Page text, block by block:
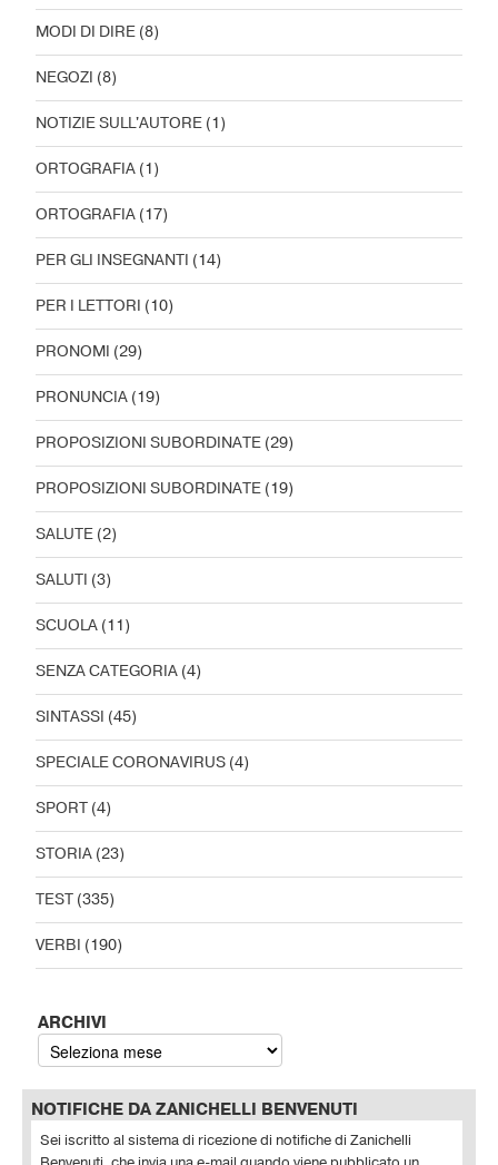
MODI DI DIRE (8)
NEGOZI (8)
NOTIZIE SULL'AUTORE (1)
ORTOGRAFIA (1)
ORTOGRAFIA (17)
PER GLI INSEGNANTI (14)
PER I LETTORI (10)
PRONOMI (29)
PRONUNCIA (19)
PROPOSIZIONI SUBORDINATE (29)
PROPOSIZIONI SUBORDINATE (19)
SALUTE (2)
SALUTI (3)
SCUOLA (11)
SENZA CATEGORIA (4)
SINTASSI (45)
SPECIALE CORONAVIRUS (4)
SPORT (4)
STORIA (23)
TEST (335)
VERBI (190)
ARCHIVI
NOTIFICHE DA ZANICHELLI BENVENUTI
Sei iscritto al sistema di ricezione di notifiche di Zanichelli